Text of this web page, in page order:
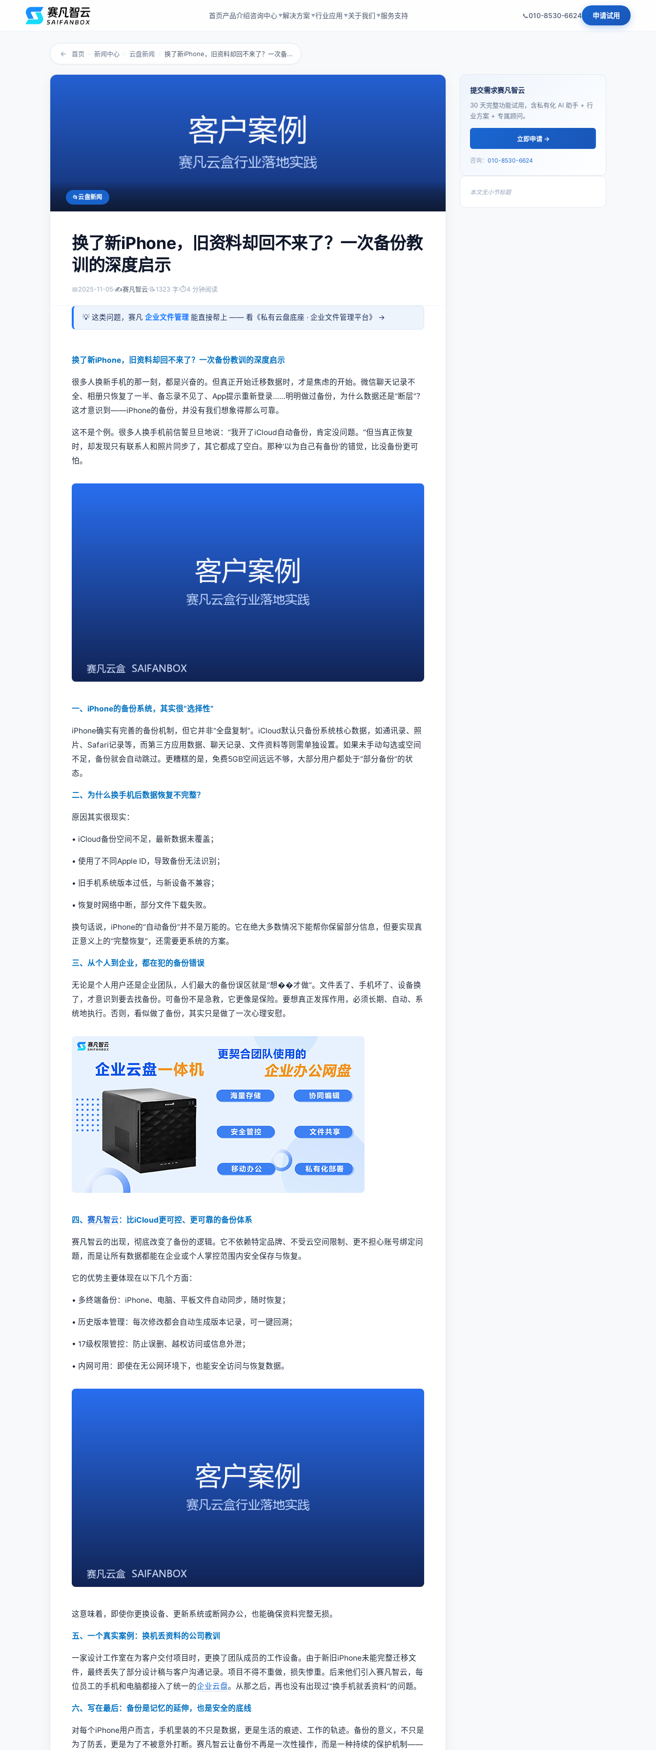
首页产品介绍咨询中心 ▼解决方案 ▼行业应用 ▼关于我们 ▼服务支持 010-8530-6624 申请试用
← 首页 › 新闻中心 › 云盘新闻 › 换了新iPhone，旧资料却回不来了？一次备...
云盘新闻
换了新iPhone，旧资料却回不来了？一次备份教
训的深度启示
📅2025-11-05 ✍️赛凡智云 📝1323 字 ⏱4 分钟阅读
💡 这类问题，赛凡 企业文件管理 能直接帮上 —— 看《私有云盘底座 · 企业文件管理平台》 →
换了新iPhone，旧资料却回不来了？一次备份教训的深度启示
很多人换新手机的那一刻，都是兴奋的。但真正开始迁移数据时，才是焦虑的开始。微信聊天记录不
全、相册只恢复了一半、备忘录不见了、App提示重新登录……明明做过备份，为什么数据还是“断层”？
这才意识到——iPhone的备份，并没有我们想象得那么可靠。
这不是个例。很多人换手机前信誓旦旦地说：“我开了iCloud自动备份，肯定没问题。”但当真正恢复
时，却发现只有联系人和照片同步了，其它都成了空白。那种‘以为自己有备份’的错觉，比没备份更可
怕。
一、iPhone的备份系统，其实很“选择性”
iPhone确实有完善的备份机制，但它并非“全盘复制”。iCloud默认只备份系统核心数据，如通讯录、照
片、Safari记录等，而第三方应用数据、聊天记录、文件资料等则需单独设置。如果未手动勾选或空间
不足，备份就会自动跳过。更糟糕的是，免费5GB空间远远不够，大部分用户都处于“部分备份”的状
态。
二、为什么换手机后数据恢复不完整？
原因其实很现实：
• iCloud备份空间不足，最新数据未覆盖；
• 使用了不同Apple ID，导致备份无法识别；
• 旧手机系统版本过低，与新设备不兼容；
• 恢复时网络中断，部分文件下载失败。
换句话说，iPhone的“自动备份”并不是万能的。它在绝大多数情况下能帮你保留部分信息，但要实现真
正意义上的“完整恢复”，还需要更系统的方案。
三、从个人到企业，都在犯的备份错误
无论是个人用户还是企业团队，人们最大的备份误区就是“想��才做”。文件丢了、手机坏了、设备换
了，才意识到要去找备份。可备份不是急救，它更像是保险。要想真正发挥作用，必须长期、自动、系
统地执行。否则，看似做了备份，其实只是做了一次心理安慰。
四、 赛凡智云：比iCloud更可控、更可靠的备份体系
赛凡智云的出现，彻底改变了备份的逻辑。它不依赖特定品牌、不受云空间限制、更不担心账号绑定问
题，而是让所有数据都能在企业或个人掌控范围内安全保存与恢复。
它的优势主要体现在以下几个方面：
• 多终端备份：iPhone、电脑、平板文件自动同步，随时恢复；
• 历史版本管理：每次修改都会自动生成版本记录，可一键回溯；
• 17级权限管控：防止误删、越权访问或信息外泄；
• 内网可用：即使在无公网环境下，也能安全访问与恢复数据。
这意味着，即使你更换设备、更新系统或断网办公，也能确保资料完整无损。
五、一个真实案例：换机丢资料的公司教训
一家设计工作室在为客户交付项目时，更换了团队成员的工作设备。由于新旧iPhone未能完整迁移文
件，最终丢失了部分设计稿与客户沟通记录。项目不得不重做，损失惨重。后来他们引入赛凡智云，每
位员工的手机和电脑都接入了统一的企业云盘。从那之后，再也没有出现过“换手机就丢资料”的问题。
六、写在最后：备份是记忆的延伸，也是安全的底线
对每个iPhone用户而言，手机里装的不只是数据，更是生活的痕迹、工作的轨迹。备份的意义，不只是
为了防丢，更是为了不被意外打断。赛凡智云让备份不再是一次性操作，而是一种持续的保护机制——
提交需求赛凡智云
30 天完整功能试用，含私有化 AI 助手 + 行
业方案 + 专属顾问。
立即申请 →
咨询： 010-8530-6624
本文无小节标题